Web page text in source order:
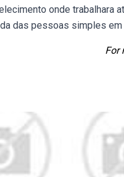
onde trabalhara
das pessoas simples
For